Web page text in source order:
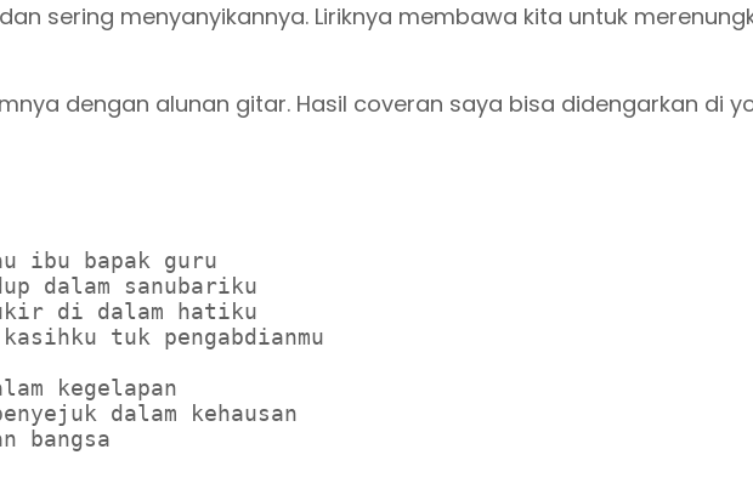
sering menyanyikannya. Liriknya membawa kita untuk
dengan alunan gitar. Hasil coveran saya bisa didengarkan di
ibu bapak guru
dalam sanubariku
di dalam hatiku
tuk pengabdianmu
kegelapan
dalam kehausan
bangsa